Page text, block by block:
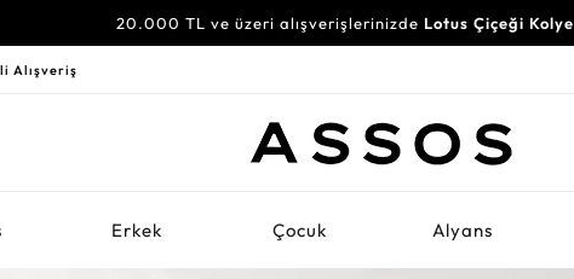
20.000 TL ve üzeri alışverişlerinizde Lotus Çiçeği Kolye
Alışveriş
Erkek Çocuk Alyans